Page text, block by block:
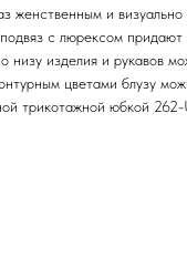
женственным и визуально
с люрексом придают
низу изделия и рукавов
цветами блузу
трикотажной юбкой